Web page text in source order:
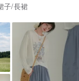
設計貼袋，兼具美觀
子/長裙